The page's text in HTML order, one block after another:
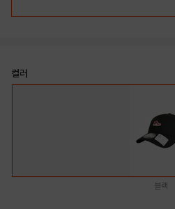
컬러
블랙